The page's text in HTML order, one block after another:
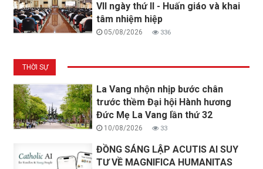
VII ngày thứ II - Huấn giáo và khai
tâm nhiệm hiệp
05/08/2026 336
THỜI SỰ
La Vang nhộn nhịp bước chân
trước thềm Đại hội Hành hương
Đức Mẹ La Vang lần thứ 32
10/08/2026 33
ĐỒNG SÁNG LẬP ACUTIS AI SUY
TƯ VỀ MAGNIFICA HUMANITAS